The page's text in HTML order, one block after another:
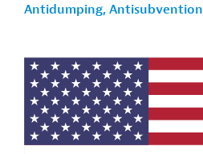
Antidumping, Antisubvention